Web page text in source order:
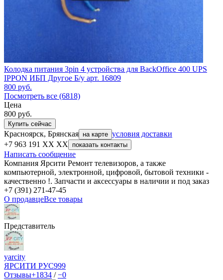
Колодка питания 3pin 4 устройства для BackOffice 400 UPS
IPPON ИБП Другое Б/у арт. 16809
800 руб.
Посмотреть все (6818)
Цена
800 руб.
Купить сейчас
Красноярск, Брянская на карте условия доставки
+7 963 191 XX XX
показать контакты
Написать сообщение
Компания Ярсити Ремонт телевизоров, а также
компьютерной, электронной, цифровой, бытовой техники -
качественно !. Запчасти и аксессуары в наличии и под заказ
+7 (391) 271-47-45
О продавцеВсе товары
Представитель
yarcity
ЯРСИТИ РУС999
Отзывы+1834 /−0